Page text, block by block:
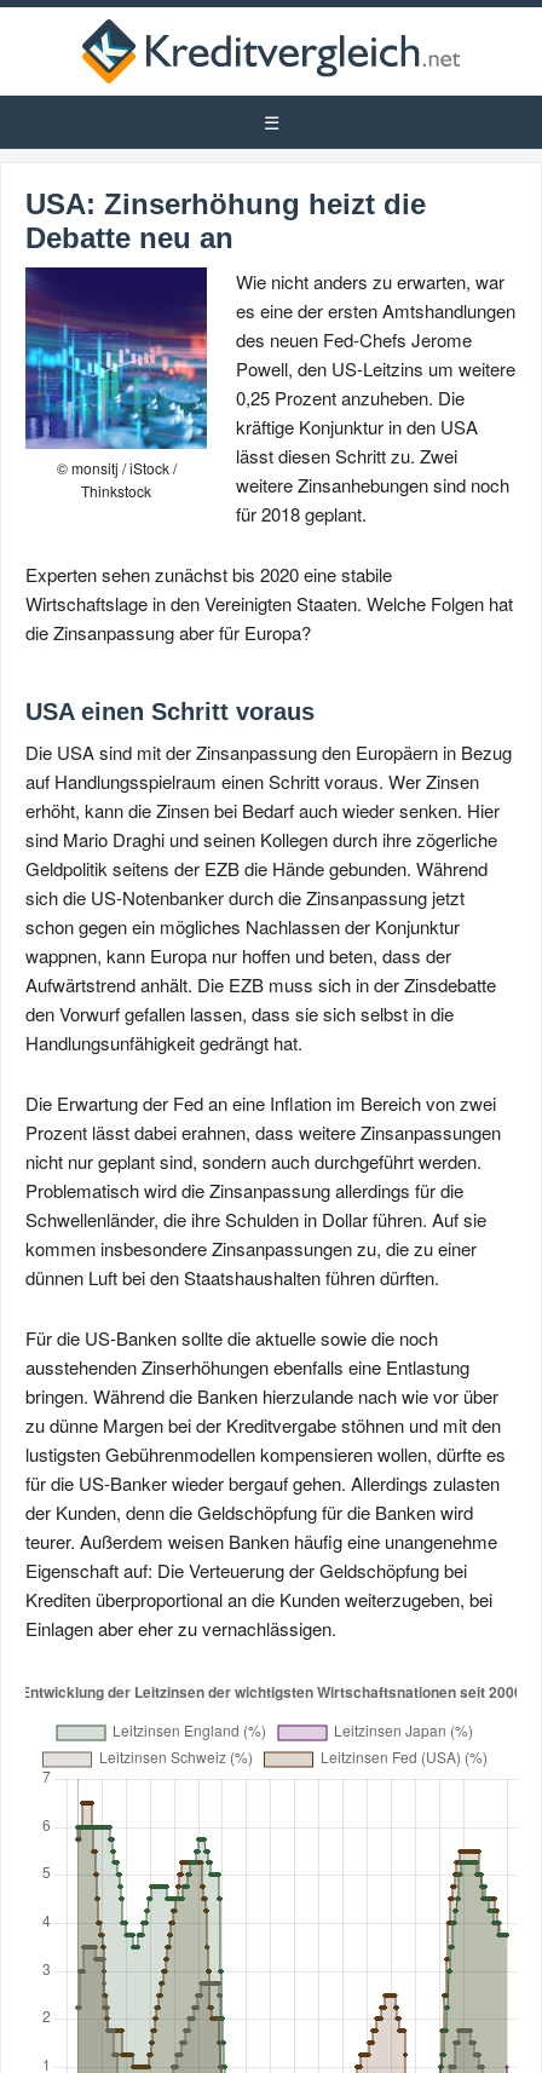
USA: Zinserhöhung heizt die
Debatte neu an
© monsitj / iStock /
Thinkstock
Wie nicht anders zu erwarten, war
es eine der ersten Amtshandlungen
des neuen Fed-Chefs Jerome
Powell, den US-Leitzins um weitere
0,25 Prozent anzuheben. Die
kräftige Konjunktur in den USA
lässt diesen Schritt zu. Zwei
weitere Zinsanhebungen sind noch
für 2018 geplant.
Experten sehen zunächst bis 2020 eine stabile
Wirtschaftslage in den Vereinigten Staaten. Welche Folgen hat
die Zinsanpassung aber für Europa?
USA einen Schritt voraus
Die USA sind mit der Zinsanpassung den Europäern in Bezug
auf Handlungsspielraum einen Schritt voraus. Wer Zinsen
erhöht, kann die Zinsen bei Bedarf auch wieder senken. Hier
sind Mario Draghi und seinen Kollegen durch ihre zögerliche
Geldpolitik seitens der EZB die Hände gebunden. Während
sich die US-Notenbanker durch die Zinsanpassung jetzt
schon gegen ein mögliches Nachlassen der Konjunktur
wappnen, kann Europa nur hoffen und beten, dass der
Aufwärtstrend anhält. Die EZB muss sich in der Zinsdebatte
den Vorwurf gefallen lassen, dass sie sich selbst in die
Handlungsunfähigkeit gedrängt hat.
Die Erwartung der Fed an eine Inflation im Bereich von zwei
Prozent lässt dabei erahnen, dass weitere Zinsanpassungen
nicht nur geplant sind, sondern auch durchgeführt werden.
Problematisch wird die Zinsanpassung allerdings für die
Schwellenländer, die ihre Schulden in Dollar führen. Auf sie
kommen insbesondere Zinsanpassungen zu, die zu einer
dünnen Luft bei den Staatshaushalten führen dürften.
Für die US-Banken sollte die aktuelle sowie die noch
ausstehenden Zinserhöhungen ebenfalls eine Entlastung
bringen. Während die Banken hierzulande nach wie vor über
zu dünne Margen bei der Kreditvergabe stöhnen und mit den
lustigsten Gebührenmodellen kompensieren wollen, dürfte es
für die US-Banker wieder bergauf gehen. Allerdings zulasten
der Kunden, denn die Geldschöpfung für die Banken wird
teurer. Außerdem weisen Banken häufig eine unangenehme
Eigenschaft auf: Die Verteuerung der Geldschöpfung bei
Krediten überproportional an die Kunden weiterzugeben, bei
Einlagen aber eher zu vernachlässigen.